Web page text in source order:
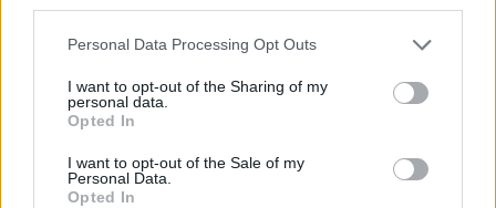
Personal Data Processing Opt Outs
I want to opt-out of the Sharing of my
personal data.
Opted In
I want to opt-out of the Sale of my
Personal Data.
Opted In
θέσεις επιθυμούν λαμβάνοντας υπ’ όψιν τους, ότι αν
δεν αγοράσουν ολόκληρο το τραπέζι (4 εισιτήρια) θα
κάθονται μαζί με άλλους.
ούτε είναι υποχρεωτική η κατανάλωση.